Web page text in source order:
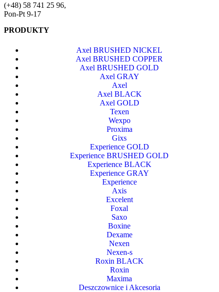
(+48) 58 741 25 96,
Pon-Pt 9-17
PRODUKTY
Axel BRUSHED NICKEL
Axel BRUSHED COPPER
Axel BRUSHED GOLD
Axel GRAY
Axel
Axel BLACK
Axel GOLD
Texen
Wexpo
Proxima
Gixs
Experience GOLD
Experience BRUSHED GOLD
Experience BLACK
Experience GRAY
Experience
Axis
Excelent
Foxal
Saxo
Boxine
Dexame
Nexen
Nexen-s
Roxin BLACK
Roxin
Maxima
Deszczownice i Akcesoria